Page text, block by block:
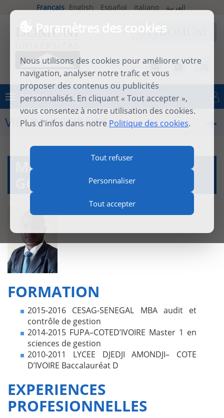
Paramètres des cookies
Nous utilisons des cookies pour améliorer votre
navigation, analyser notre trafic et vous
proposer des contenus ou publicités
personnalisés. En cliquant « Tout accepter »,
vous consentez à notre utilisation des cookies.
Plus d'infos dans notre Politique des cookies.
Tout refuser
Personnaliser
Tout accepter
Français English Español Italiano العربية
MENU Se connecter
VIE UNIVERSITAIRE
MA THIERRY GOULE BI
GOTRE
FORMATION
2015-2016 CESAG-SENEGAL MBA audit et
contrôle de gestion
2014-2015 FUPA–COTED’IVOIRE Master 1 en
sciences de gestion
2010-2011 LYCEE DJEDJI AMONDJI– COTE
D’IVOIRE Baccalauréat D
EXPERIENCES
PROFESIONNELLES